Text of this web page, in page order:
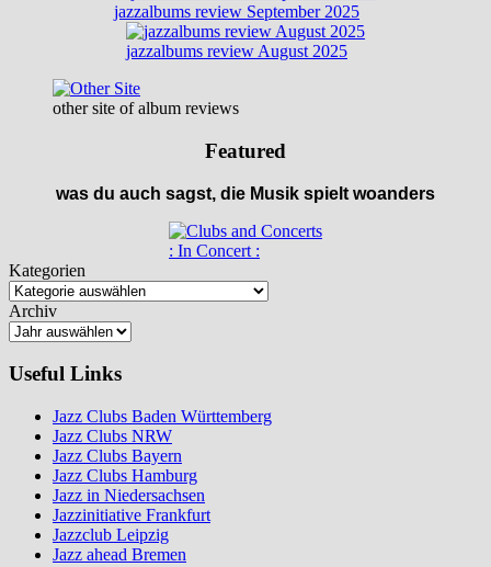
jazzalbums review September 2025
jazzalbums review August 2025
other site of album reviews
Featured
was du auch sagst, die Musik spielt woanders
: In Concert :
Kategorien
Archiv
Useful Links
Jazz Clubs Baden Württemberg
Jazz Clubs NRW
Jazz Clubs Bayern
Jazz Clubs Hamburg
Jazz in Niedersachsen
Jazzinitiative Frankfurt
Jazzclub Leipzig
Jazz ahead Bremen